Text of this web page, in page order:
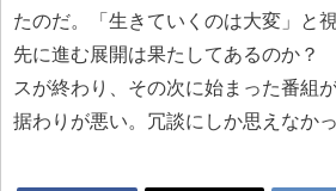
たのだ。「生きていくのは大変」と
先に進む展開は果たしてあるのか？
スが終わり、その次に始まった番組
据わりが悪い。冗談にしか思えなかっ